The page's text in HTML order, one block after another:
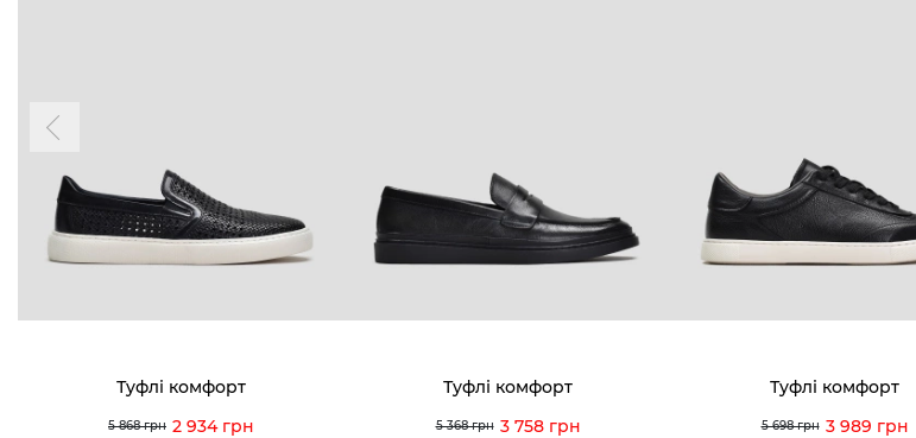
Туфлі комфорт
5 868 грн 2 934 грн
Туфлі комфорт
5 368 грн 3 758 грн
Туфлі комфорт
5 698 грн 3 989 грн